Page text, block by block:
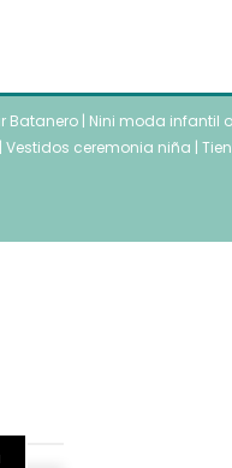
Batanero | Nini moda infantil
| Vestidos ceremonia niña |